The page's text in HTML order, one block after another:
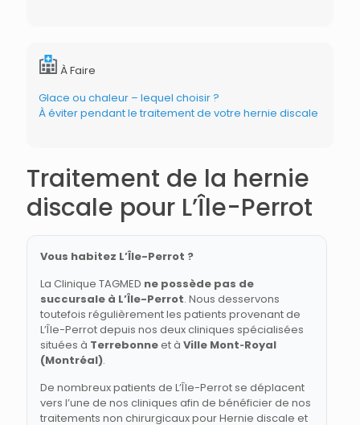
À Faire
Glace ou chaleur – lequel choisir ?
À éviter pendant le traitement de votre hernie discale
Traitement de la hernie
discale pour L’Île-Perrot
Vous habitez L’Île-Perrot ?
La Clinique TAGMED ne possède pas de
succursale à L’Île-Perrot. Nous desservons
toutefois régulièrement les patients provenant de
L’Île-Perrot depuis nos deux cliniques spécialisées
situées à Terrebonneet à Ville Mont‑Royal
(Montréal).
De nombreux patients de L’Île-Perrot se déplacent
vers l’une de nos cliniques afin de bénéficier de nos
traitements non chirurgicaux pour Hernie discale et